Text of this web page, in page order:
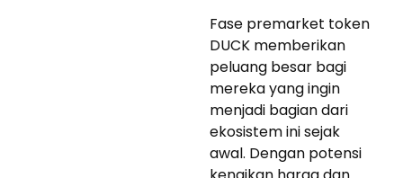
Fase premarket token
DUCK memberikan
peluang besar bagi
mereka yang ingin
menjadi bagian dari
ekosistem ini sejak
awal. Dengan potensi